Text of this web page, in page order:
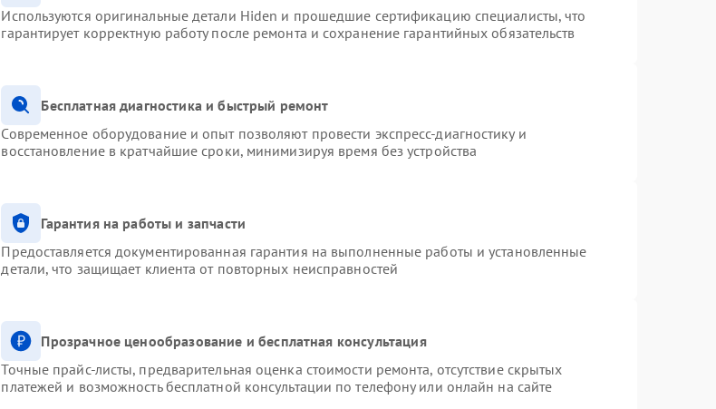
Используются оригинальные детали Hiden и прошедшие сертификацию специалисты, что
гарантирует корректную работу после ремонта и сохранение гарантийных обязательств
Бесплатная диагностика и быстрый ремонт
Современное оборудование и опыт позволяют провести экспресс-диагностику и
восстановление в кратчайшие сроки, минимизируя время без устройства
Гарантия на работы и запчасти
Предоставляется документированная гарантия на выполненные работы и установленные
детали, что защищает клиента от повторных неисправностей
Прозрачное ценообразование и бесплатная консультация
Точные прайс-листы, предварительная оценка стоимости ремонта, отсутствие скрытых
платежей и возможность бесплатной консультации по телефону или онлайн на сайте